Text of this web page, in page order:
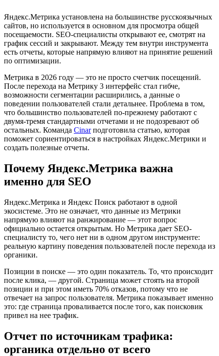
Яндекс.Метрика установлена на большинстве русскоязычных
сайтов, но используется в основном для просмотра общей
посещаемости. SEO-специалисты открывают ее, смотрят на
график сессий и закрывают. Между тем внутри инструмента
есть отчеты, которые напрямую влияют на принятие решений
по оптимизации.
Метрика в 2026 году — это не просто счетчик посещений.
После перехода на Метрику 3 интерфейс стал гибче,
возможности сегментации расширились, а данные о
поведении пользователей стали детальнее. Проблема в том,
что большинство пользователей по-прежнему работают с
двумя-тремя стандартными отчетами и не подозревают об
остальных. Команда Cinarподготовила статью, которая
поможет сориентироваться в настройках Яндекс.Метрики и
создать полезные отчеты.
Почему Яндекс.Метрика важна
именно для SEO
Яндекс.Метрика и Яндекс Поиск работают в одной
экосистеме. Это не означает, что данные из Метрики
напрямую влияют на ранжирование — этот вопрос
официально остается открытым. Но Метрика дает SEO-
специалисту то, чего нет ни в одном другом инструменте:
реальную картину поведения пользователей после перехода из
органики.
Позиции в поиске — это один показатель. То, что происходит
после клика, — другой. Страница может стоять на второй
позиции и при этом иметь 70% отказов, потому что не
отвечает на запрос пользователя. Метрика показывает именно
это: где страница проваливается после того, как поисковик
привел на нее трафик.
Отчет по источникам трафика:
органика отдельно от всего